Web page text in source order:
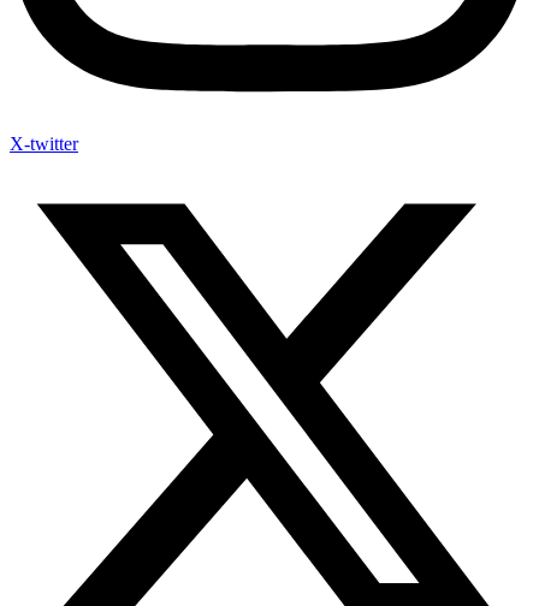
X-twitter